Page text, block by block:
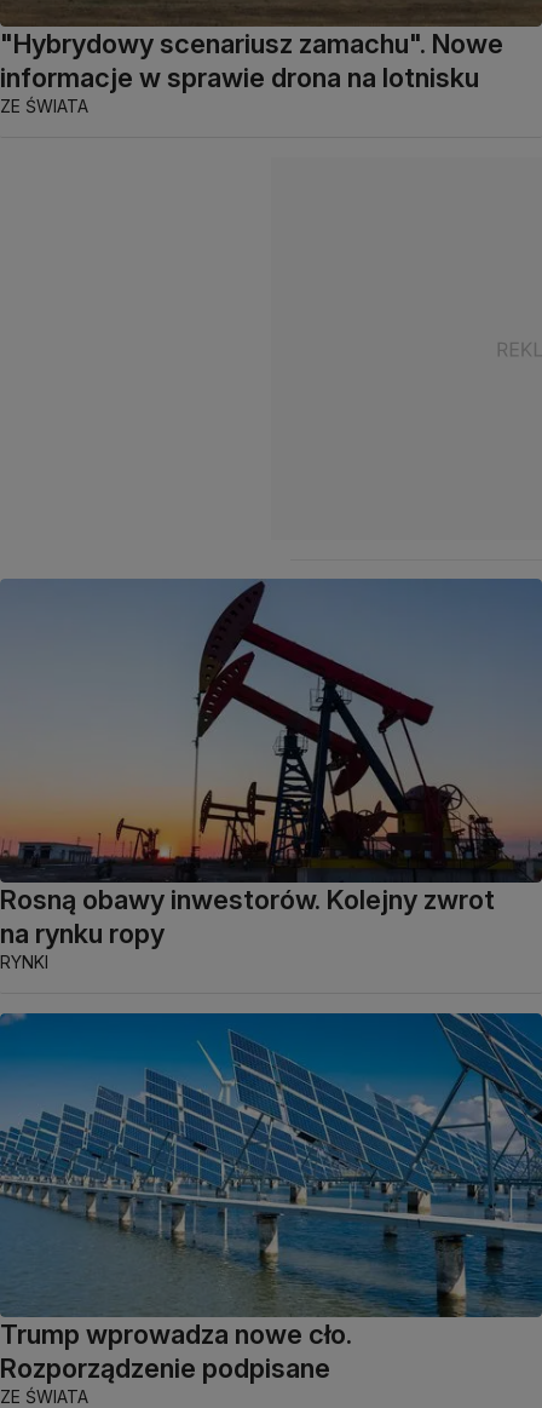
"Hybrydowy scenariusz zamachu". Nowe
informacje w sprawie drona na lotnisku
ZE ŚWIATA
Rosną obawy inwestorów. Kolejny zwrot
na rynku ropy
RYNKI
Trump wprowadza nowe cło.
Rozporządzenie podpisane
ZE ŚWIATA